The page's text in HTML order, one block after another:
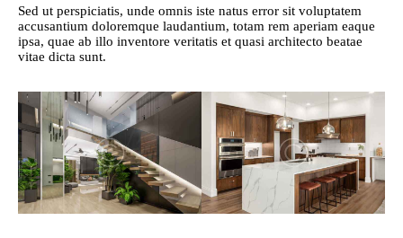
Sed ut perspiciatis, unde omnis iste natus error sit voluptatem
accusantium doloremque laudantium, totam rem aperiam eaque
ipsa, quae ab illo inventore veritatis et quasi architecto beatae
vitae dicta sunt.